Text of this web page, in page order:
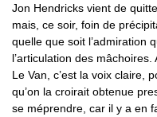
Jon Hendricks vient de
mais, ce soir, foin de
quelle que soit l’admiration
l’articulation des
Le Van, c’est la voix claire,
qu’on la croirait obtenue
se méprendre, car il y a en